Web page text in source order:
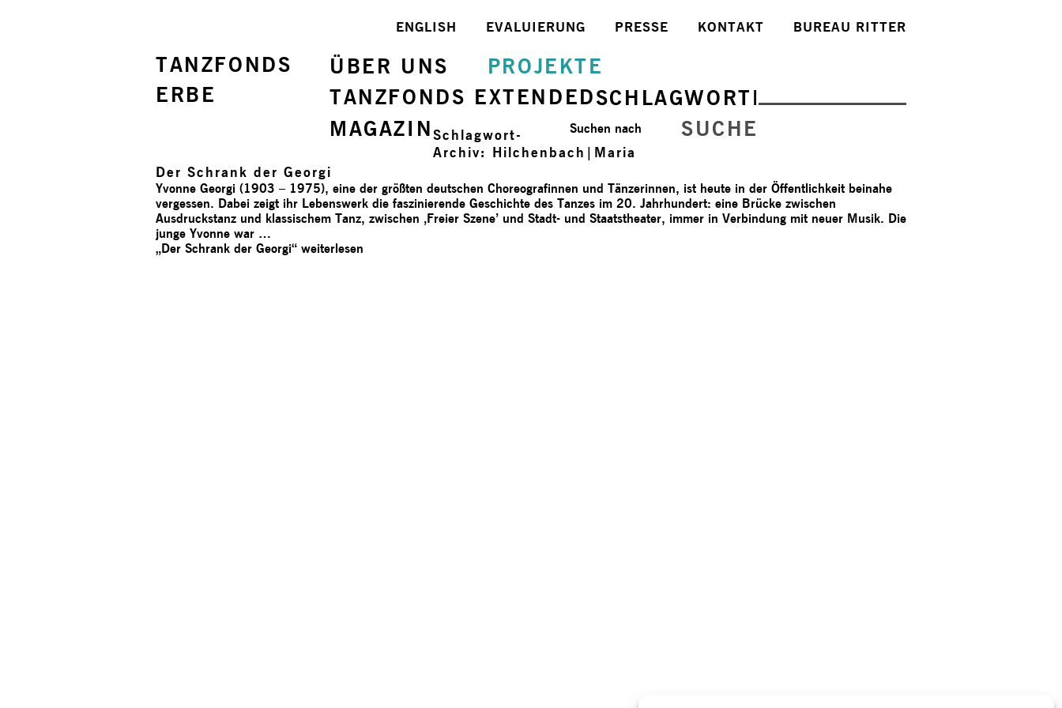
TANZFONDS
ERBE
BUREAU RITTER
KONTAKT
PRESSE
EVALUIERUNG
ENGLISH
ÜBER UNS
PROJEKTE
TANZFONDS EXTENDEDSCHLAGWORTE
MAGAZIN
SUCHE
Suchen nach
Schlagwort-
Archiv: Hilchenbach|Maria
Der Schrank der Georgi
Yvonne Georgi (1903 – 1975), eine der größten deutschen Choreografinnen und Tänzerinnen, ist heute in der Öffentlichkeit beinahe
vergessen. Dabei zeigt ihr Lebenswerk die faszinierende Geschichte des Tanzes im 20. Jahrhundert: eine Brücke zwischen
Ausdruckstanz und klassischem Tanz, zwischen ‚Freier Szene’ und Stadt- und Staatstheater, immer in Verbindung mit neuer Musik. Die
junge Yvonne war …
„Der Schrank der Georgi“ weiterlesen